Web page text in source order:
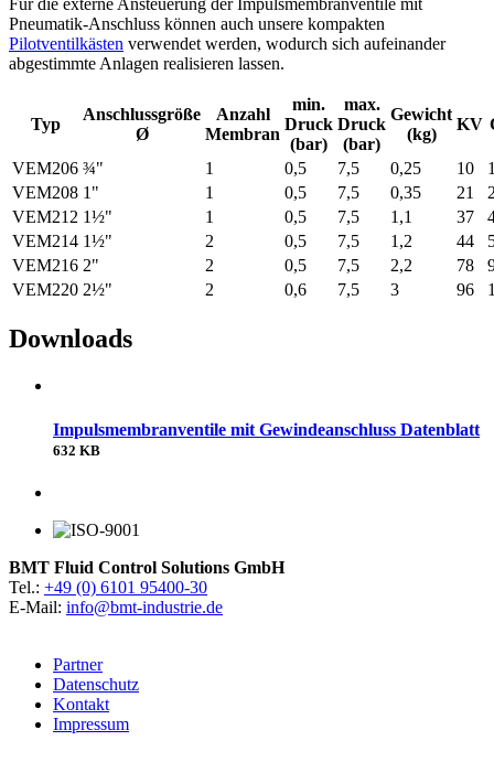
Pneumatik-Anschluss können auch unsere kompakten
Pilotventilkästen verwendet werden, wodurch sich aufeinander
abgestimmte Anlagen realisieren lassen.
Typ
Anschlussgröße
Ø
Anzahl
Membran
min.
Druck
(bar)
max.
Druck
(bar)
Gewicht
(kg)
KV
VEM206 ¾" 1 0,5 7,5 0,25 10
VEM208 1" 1 0,5 7,5 0,35 21
VEM212 1½" 1 0,5 7,5 1,1 37
VEM214 1½" 2 0,5 7,5 1,2 44
VEM216 2" 2 0,5 7,5 2,2 78
VEM220 2½" 2 0,6 7,5 3 96
Downloads
Impulsmembranventile mit Gewindeanschluss Datenblatt
632 KB
BMT Fluid Control Solutions GmbH
Tel.: +49 (0) 6101 95400-30
E-Mail: info@bmt-industrie.de
Partner
Datenschutz
Kontakt
Impressum